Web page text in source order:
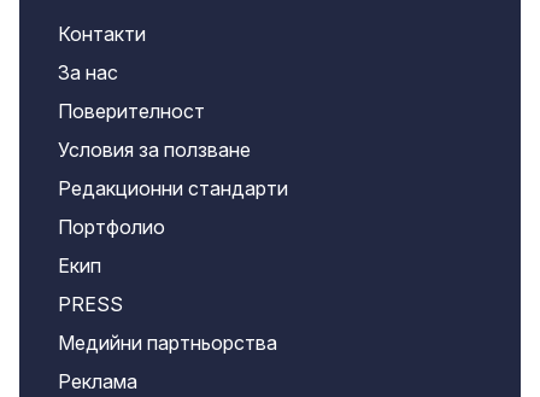
Контакти
За нас
Поверителност
Условия за ползване
Редакционни стандарти
Портфолио
Екип
PRESS
Медийни партньорства
Реклама